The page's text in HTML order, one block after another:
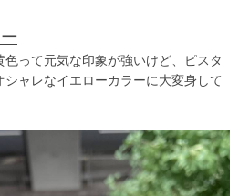
って元気な印象が強いけど、ピスタ
ャレなイエローカラーに大変身して